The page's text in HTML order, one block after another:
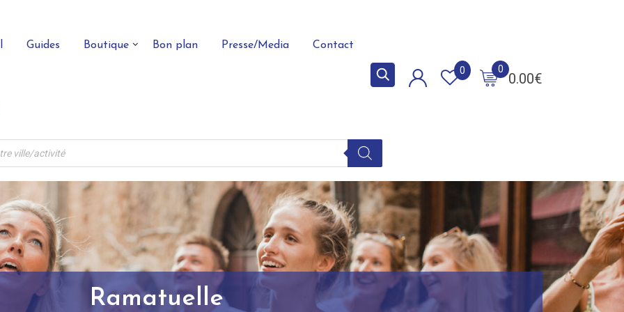
Guides Boutique Bon plan Presse/Media Contact
0.00€
0
0
Ramatuelle